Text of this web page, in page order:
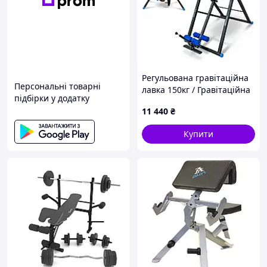
Доставляємо замовлення на всі населені пункти
України, вибирайте зручний для Вас спосіб
Персональні товарні
підбірки у додатку
Регульована гравітаційна
лавка 150кг / Гравітаційна
11 440 ₴
Купити